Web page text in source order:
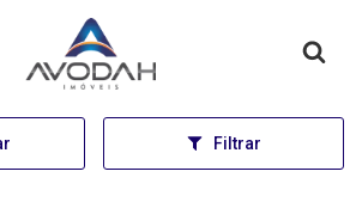
Página inicial
Filtrar